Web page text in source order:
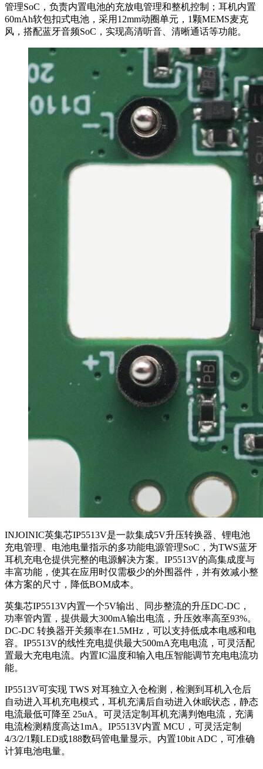
管理SoC，负责内置电池的充放电管理和整机控制；耳机内置
60mAh软包扣式电池，采用12mm动圈单元，1颗MEMS麦克
风，搭配蓝牙音频SoC，实现高清听音、清晰通话等功能。
INJOINIC英集芯IP5513V是一款集成5V升压转换器、锂电池
充电管理、电池电量指示的多功能电源管理SoC，为TWS蓝牙
耳机充电仓提供完整的电源解决方案。IP5513V的高集成度与
丰富功能，使其在应用时仅需极少的外围器件，并有效减小整
体方案的尺寸，降低BOM成本。
英集芯IP5513V内置一个5V输出、同步整流的升压DC-DC，
功率管内置，提供最大300mA输出电流，升压效率高至93%。
DC-DC 转换器开关频率在1.5MHz，可以支持低成本电感和电
容。IP5513V的线性充电提供最大500mA充电电流，可灵活配
置最大充电电流。内置IC温度和输入电压智能调节充电电流功
能。
IP5513V可实现 TWS 对耳独立入仓检测，检测到耳机入仓后
自动进入耳机充电模式，耳机充满后自动进入休眠状态，静态
电流最低可降至 25uA。可灵活定制耳机充满判饱电流，充满
电流检测精度高达1mA。IP5513V内置 MCU，可灵活定制
4/3/2/1颗LED或188数码管电量显示。内置10bit ADC，可准确
计算电池电量。